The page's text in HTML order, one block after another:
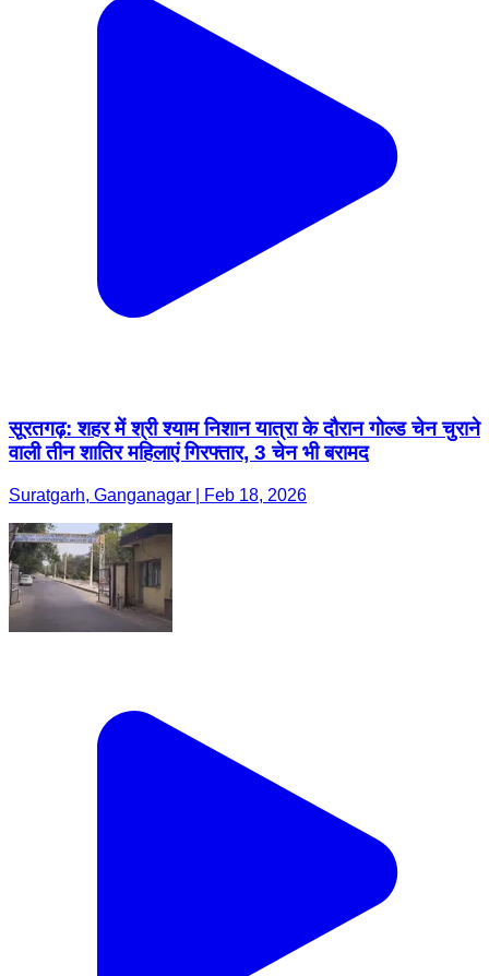
सूरतगढ़: शहर में श्री श्याम निशान यात्रा के दौरान गोल्ड चेन चुराने
वाली तीन शातिर महिलाएं गिरफ्तार, 3 चेन भी बरामद
Suratgarh, Ganganagar | Feb 18, 2026